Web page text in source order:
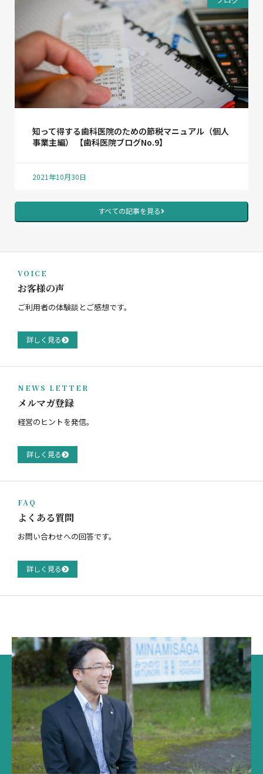
知って得する歯科医院のための節税マニュアル（個人
事業主編） 【歯科医院ブログNo.9】
2021年10月30日
すべての記事を見る
VOICE
お客様の声
ご利用者の体験談とご感想です。
詳しく見る
NEWS LETTER
メルマガ登録
経営のヒントを発信。
詳しく見る
FAQ
よくある質問
お問い合わせへの回答です。
詳しく見る